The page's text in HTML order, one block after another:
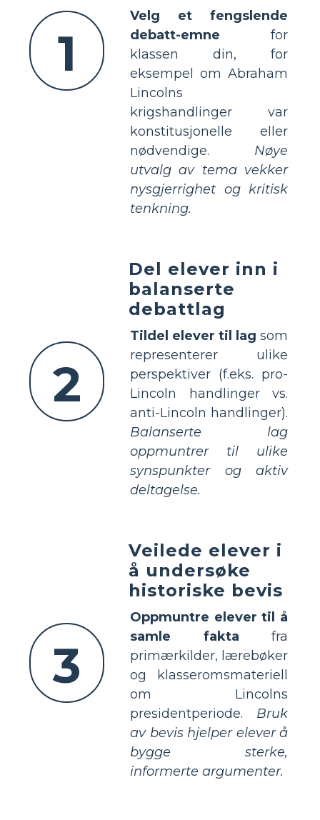
1
Velg et fengslende
debatt-emne for
klassen din, for
eksempel om Abraham
Lincolns
krigshandlinger var
konstitusjonelle eller
nødvendige. Nøye
utvalg av tema vekker
nysgjerrighet og kritisk
tenkning.
2
Del elever inn i
balanserte
debattlag
Tildel elever til lag som
representerer ulike
perspektiver (f.eks. pro-
Lincoln handlinger vs.
anti-Lincoln handlinger).
Balanserte lag
oppmuntrer til ulike
synspunkter og aktiv
deltagelse.
3
Veilede elever i
å undersøke
historiske bevis
Oppmuntre elever til å
samle fakta fra
primærkilder, lærebøker
og klasseromsmateriell
om Lincolns
presidentperiode. Bruk
av bevis hjelper elever å
bygge sterke,
informerte argumenter.